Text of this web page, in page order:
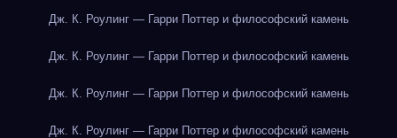
Дж. К. Роулинг — Гарри Поттер и философский камень
Дж. К. Роулинг — Гарри Поттер и философский камень
Дж. К. Роулинг — Гарри Поттер и философский камень
Дж. К. Роулинг — Гарри Поттер и философский камень